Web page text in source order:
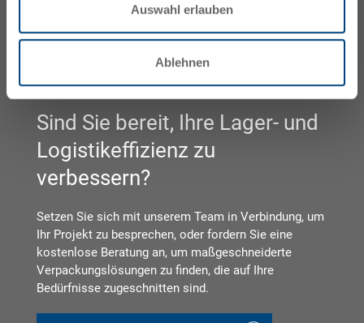
Auswahl erlauben
Ablehnen
Sind Sie bereit, Ihre Lager- und
Logistikeffizienz zu
verbessern?
Setzen Sie sich mit unserem Team in Verbindung, um
Ihr Projekt zu besprechen, oder fordern Sie eine
kostenlose Beratung an, um maßgeschneiderte
Verpackungslösungen zu finden, die auf Ihre
Bedürfnisse zugeschnitten sind.